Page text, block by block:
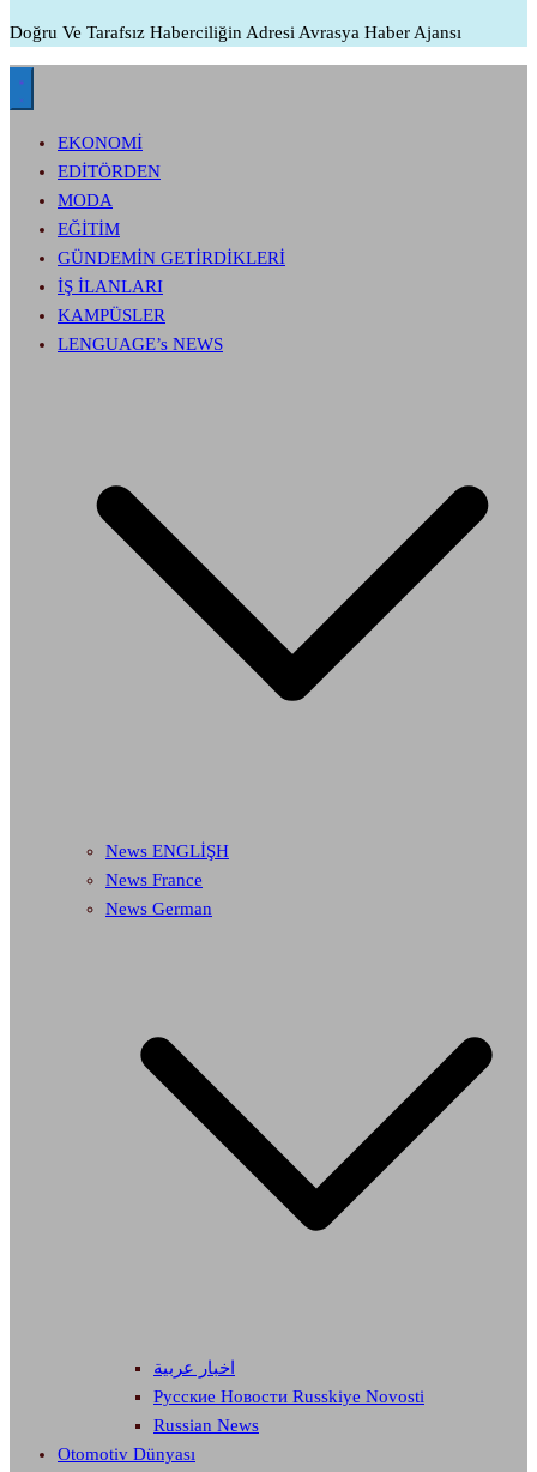
Doğru Ve Tarafsız Haberciliğin Adresi Avrasya Haber Ajansı
EKONOMİ
EDİTÖRDEN
MODA
EĞİTİM
GÜNDEMİN GETİRDİKLERİ
İŞ İLANLARI
KAMPÜSLER
LENGUAGE’s NEWS
News ENGLİŞH
News France
News German
اخبار عربية
Русские Новости Russkiye Novosti
Russian News
Otomotiv Dünyası